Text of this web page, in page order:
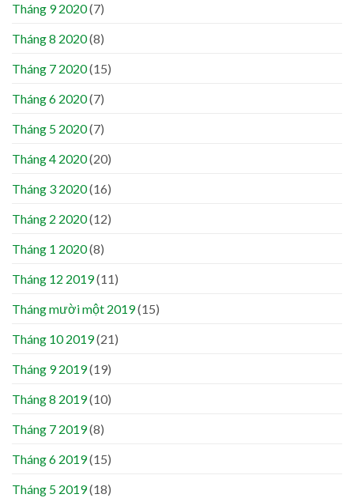
Tháng 9 2020(7)
Tháng 8 2020(8)
Tháng 7 2020(15)
Tháng 6 2020(7)
Tháng 5 2020(7)
Tháng 4 2020(20)
Tháng 3 2020(16)
Tháng 2 2020(12)
Tháng 1 2020(8)
Tháng 12 2019(11)
Tháng mười một 2019(15)
Tháng 10 2019(21)
Tháng 9 2019(19)
Tháng 8 2019(10)
Tháng 7 2019(8)
Tháng 6 2019(15)
Tháng 5 2019(18)